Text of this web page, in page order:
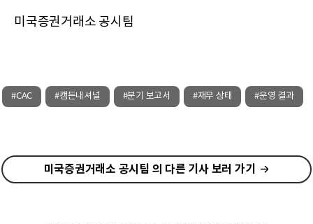
미국증권거래소 공시팀
#CAC #캠든내셔널 #분기 보고서 #재무 상태 #운영 결과
미국증권거래소 공시팀 의 다른 기사 보러 가기